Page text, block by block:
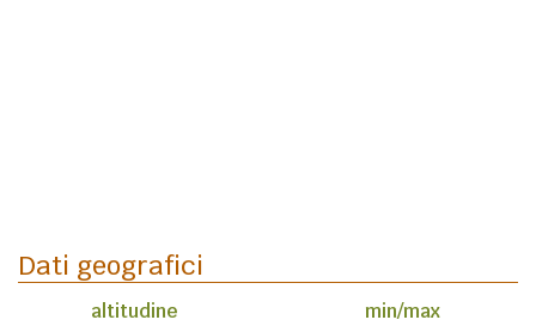
Dati geografici
altitudine min/max